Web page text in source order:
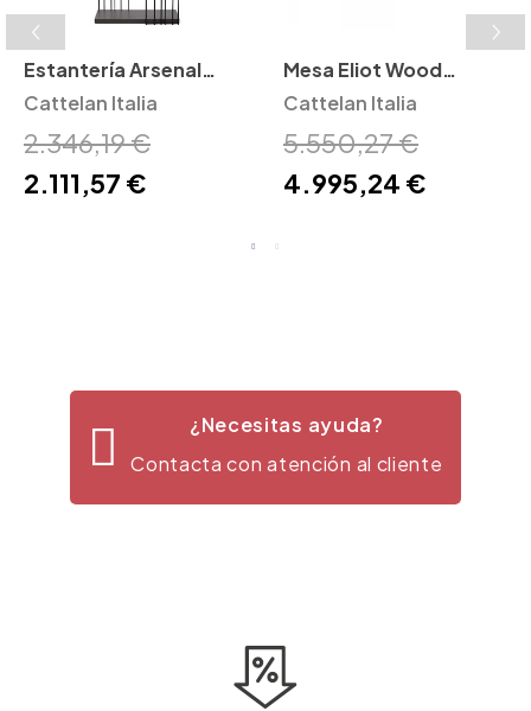
Estantería Arsenal
Cattelan Italia
Cattelan Italia
2.346,19 €
2.111,57 €
Mesa Eliot Wood
Cattelan Italia
Cattelan Italia
5.550,27 €
4.995,24 €
¿Necesitas ayuda?
Contacta con atención al cliente